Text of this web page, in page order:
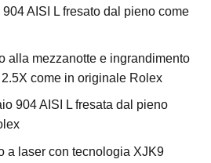
AISI L fresato dal pieno come
alla mezzanotte e ingrandimento
come in originale Rolex
904 AISI L fresata dal pieno
a laser con tecnologia XJK9